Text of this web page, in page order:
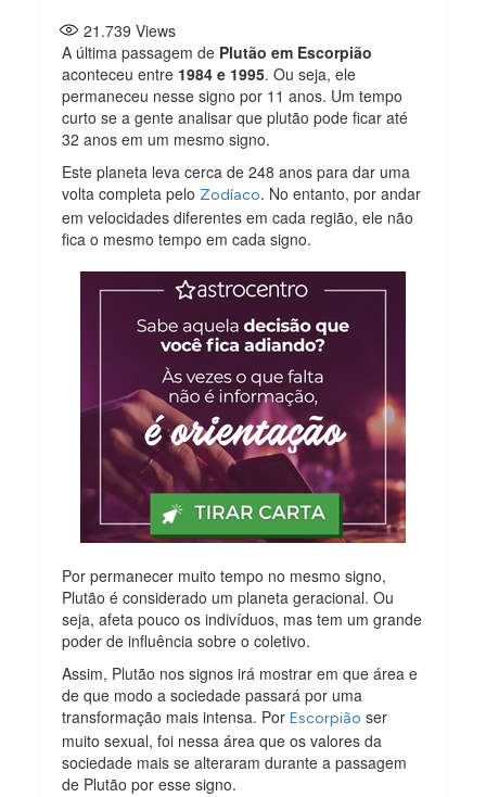
21.739 Views
A última passagem de Plutão em Escorpião
aconteceu entre 1984 e 1995. Ou seja, ele
permaneceu nesse signo por 11 anos. Um tempo
curto se a gente analisar que plutão pode ficar até
32 anos em um mesmo signo.
Este planeta leva cerca de 248 anos para dar uma
volta completa pelo Zodíaco. No entanto, por andar
em velocidades diferentes em cada região, ele não
fica o mesmo tempo em cada signo.
Por permanecer muito tempo no mesmo signo,
Plutão é considerado um planeta geracional. Ou
seja, afeta pouco os indivíduos, mas tem um grande
poder de influência sobre o coletivo.
Assim, Plutão nos signos irá mostrar em que área e
de que modo a sociedade passará por uma
transformação mais intensa. PorEscorpião ser
muito sexual, foi nessa área que os valores da
sociedade mais se alteraram durante a passagem
de Plutão por esse signo.